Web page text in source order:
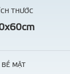
THƯỚC
BỀ MẶT